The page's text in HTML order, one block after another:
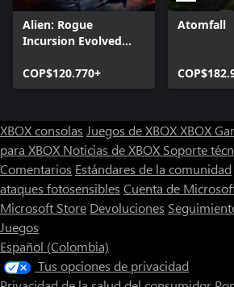
Alien: Rogue
Incursion Evolved
COP$120.770+
Atomfall
XBOX consolas Juegos de XBOXXBOX
para XBOX Noticias de XBOX Soporte
Comentarios Estándares de la comunidad
ataques fotosensibles Cuenta de
Microsoft Store Devoluciones
Juegos
Español (Colombia)
Tus opciones de privacidad